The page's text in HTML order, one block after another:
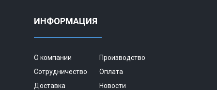
ИНФОРМАЦИЯ
О компании
Производство
Сотрудничество
Оплата
Доставка
Новости